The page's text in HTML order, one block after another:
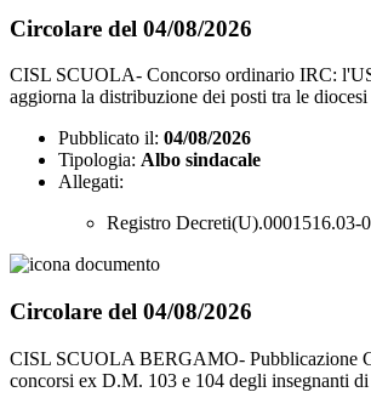
Circolare del 04/08/2026
CISL SCUOLA- Concorso ordinario IRC:
aggiorna la distribuzione dei posti tra le diocesi
Pubblicato il: 04/08/2026
Tipologia: Albo sindacale
Allegati:
Registro Decreti(U).0001516.03-
Circolare del 04/08/2026
CISL SCUOLA BERGAMO- Pubblicazione
concorsi ex D.M. 103 e 104 degli insegnanti